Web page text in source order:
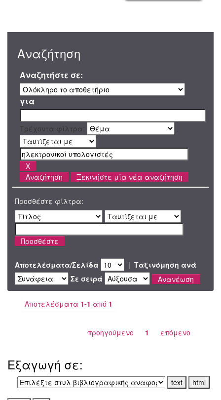
Αναζήτηση
Αναζητήστε σε:
για
Τρέχοντα φίλτρα:
Ξεκινήστε μία νέα αναζήτηση
Προσθέστε φίλτρα:
Αποτελέσματα/Σελίδα | Ταξινόμηση ανά
Σε σειρά
Αποτελέσματα 1-1 από 1
προηγούμενο 1 επόμενο
Εξαγωγή σε: